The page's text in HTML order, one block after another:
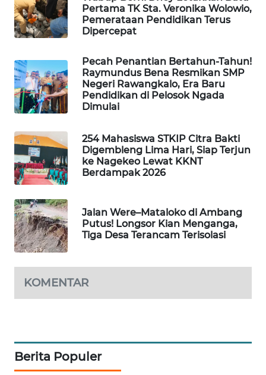
Pertama TK Sta. Veronika Wolowio,
Pemerataan Pendidikan Terus
Dipercepat
Pecah Penantian Bertahun-Tahun!
Raymundus Bena Resmikan SMP
Negeri Rawangkalo, Era Baru
Pendidikan di Pelosok Ngada
Dimulai
254 Mahasiswa STKIP Citra Bakti
Digembleng Lima Hari, Siap Terjun
ke Nagekeo Lewat KKNT
Berdampak 2026
Jalan Were–Mataloko di Ambang
Putus! Longsor Kian Menganga,
Tiga Desa Terancam Terisolasi
KOMENTAR
Berita Populer
LKKI
PORTAL
KONSUMEN
ALPERKLINAS
FORJASIDA
TAMBANG
NEWS
NEWS
SIDIKALANG
SIBARAGAS
NEWS